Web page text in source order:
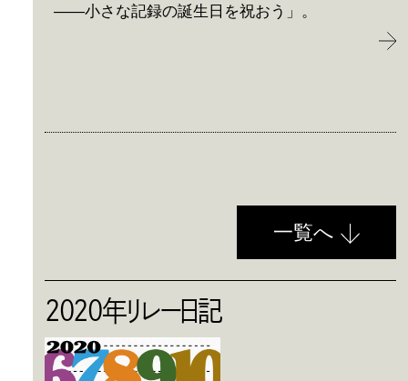
——小さな記録の誕生日を祝おう」。
一覧へ
2020年リレー日記